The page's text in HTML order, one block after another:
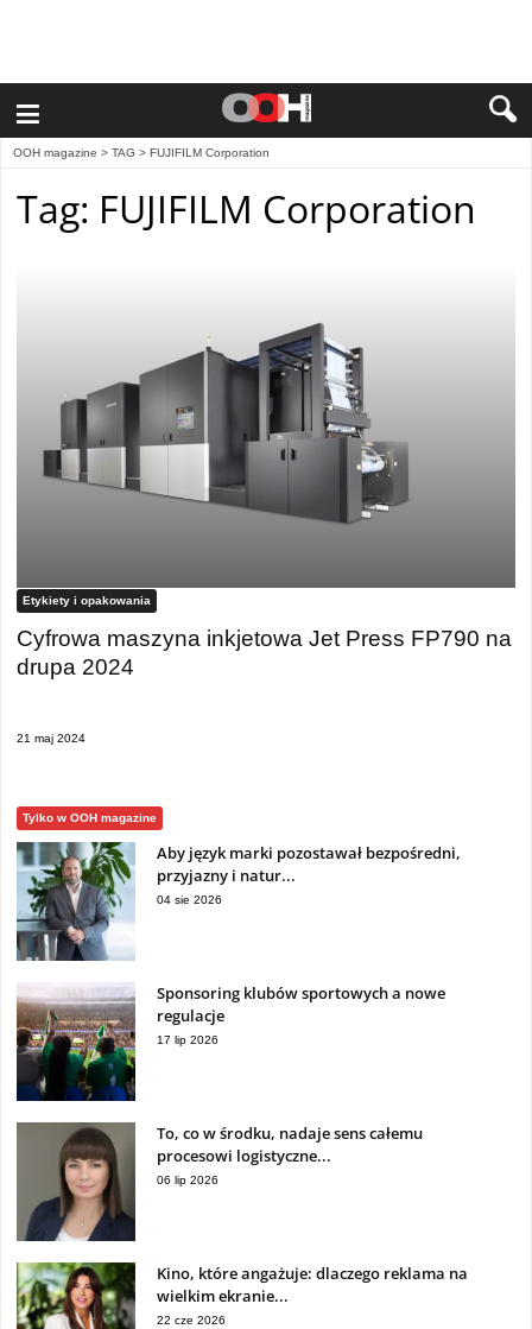
≡
OOH magazine > TAG > FUJIFILM Corporation
Tag: FUJIFILM Corporation
Etykiety i opakowania
Cyfrowa maszyna inkjetowa Jet Press FP790 na
drupa 2024
21 maj 2024
Tylko w OOH magazine
Aby język marki pozostawał bezpośredni,
przyjazny i natur...
04 sie 2026
Sponsoring klubów sportowych a nowe
regulacje
17 lip 2026
To, co w środku, nadaje sens całemu
procesowi logistyczne...
06 lip 2026
Kino, które angażuje: dlaczego reklama na
wielkim ekranie...
22 cze 2026